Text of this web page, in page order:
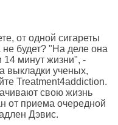
от одной сигареты
не будет? "На деле она
14 минут жизни", -
выкладки ученых,
Treatment4addiction.
свою жизнь
от приема очередной
Дэвис.